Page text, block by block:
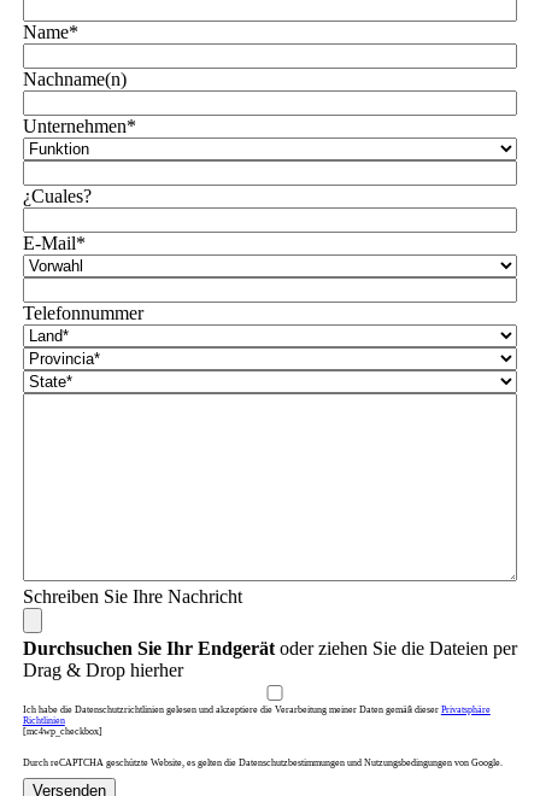
Name*
Nachname(n)
Unternehmen*
¿Cuales?
E-Mail*
Telefonnummer
Schreiben Sie Ihre Nachricht
Durchsuchen Sie Ihr Endgerätoder ziehen Sie die Dateien per
Drag & Drop hierher
Ich habe die Datenschutzrichtlinien gelesen und akzeptiere die Verarbeitung meiner Daten gemäß dieser Privatsphäre
Richtlinien
[mc4wp_checkbox]
Durch reCAPTCHA geschützte Website, es gelten die Datenschutzbestimmungen und Nutzungsbedingungen von Google.
Versenden